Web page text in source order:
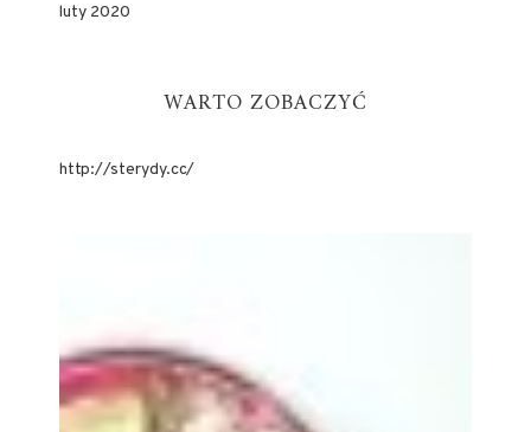
luty 2020
WARTO ZOBACZYĆ
http://sterydy.cc/